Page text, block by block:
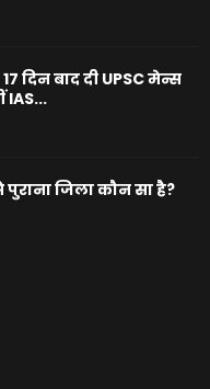
दिन बाद दी UPSC मेन्स
IAS...
जिला कौन सा है?